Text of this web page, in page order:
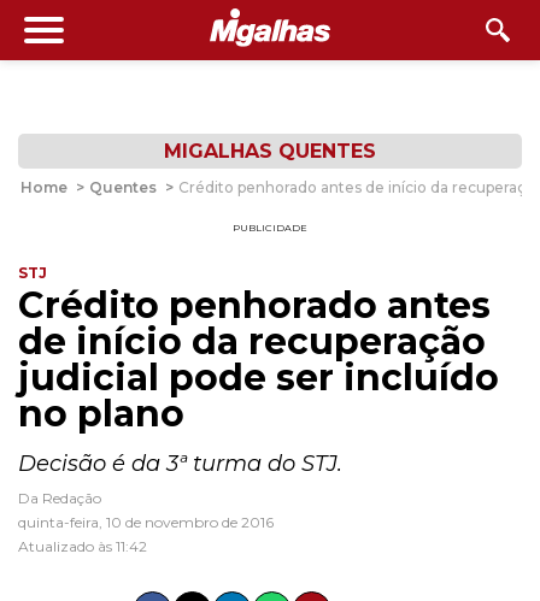
MIGALHAS QUENTES
Home > Quentes > Crédito penhorado antes de início da
PUBLICIDADE
STJ
Crédito penhorado antes
de início da recuperação
judicial pode ser incluído
no plano
Decisão é da 3ª turma do STJ.
Da Redação
quinta-feira, 10 de novembro de 2016
Atualizado às 11:42